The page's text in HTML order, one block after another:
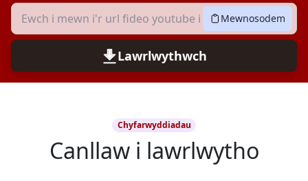
Mewnosodem
Lawrlwythwch
Chyfarwyddiadau
Canllaw i lawrlwytho